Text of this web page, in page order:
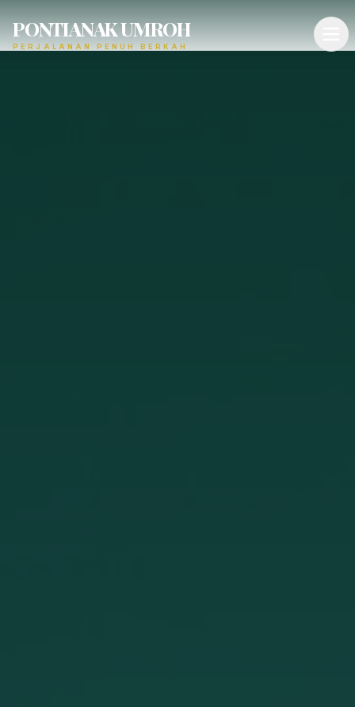
PONTIANAK UMROH
PERJALANAN PENUH BERKAH